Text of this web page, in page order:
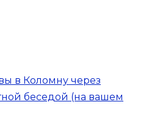
в Коломну через
беседой (на вашем